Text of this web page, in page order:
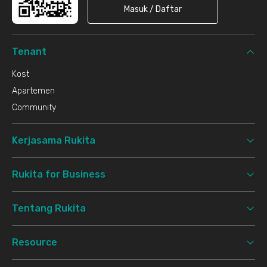
Masuk / Daftar
Tenant
Kost
Apartemen
Community
Kerjasama Rukita
Rukita for Business
Tentang Rukita
Resource